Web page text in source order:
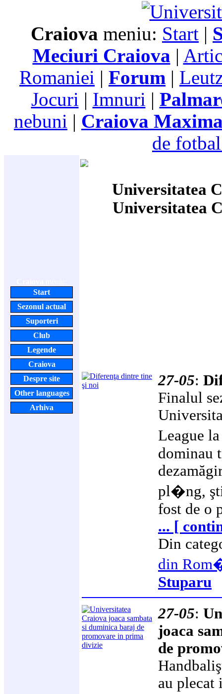
Craiova meniu: Start |
Meciuri Craiova |
Romaniei | Forum |
Jocuri | Imnuri |
nebuni | Craiova
de
Start
Sezonul actual
Suporteri
Club
Legende
Craiova
Despre site
Other languages
Arhiva
Universitatea
Universitatea
27-05:
Finalul
League
dominau
pl�ng,
fost de o
... [
Din
din
Stuparu
27-05:
joaca
de
au plecat